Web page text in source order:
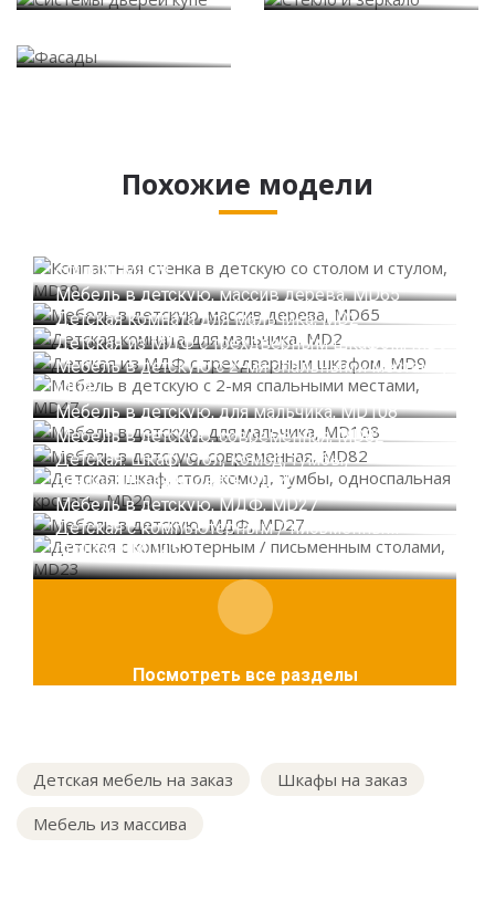
Похожие модели
стулом, MD39
Мебель в детскую, массив дерева, MD65
Детская комната для мальчика, MD2
Детская из МДФ с трехдверным шкафом, MD9
Мебель в детскую с 2-мя спальными местами,
MD47
Мебель в детскую, для мальчика, MD108
Мебель в детскую, современная, MD82
Детская: шкаф, стол, комод, тумбы,
односпальная кровать, MD20
Мебель в детскую, МДФ, MD27
Детская с компьютерным / письменным
столами, MD23
Посмотреть все разделы
Детская мебель на заказ
Шкафы на заказ
Мебель из массива